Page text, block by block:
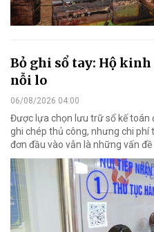
Bỏ ghi sổ tay: Hộ
nỗi lo
06/08/2026 04:00
Được lựa chọn lưu trữ sổ kế toán
ghi chép thủ công, nhưng chi phí
đơn đầu vào vẫn là những vấn đề